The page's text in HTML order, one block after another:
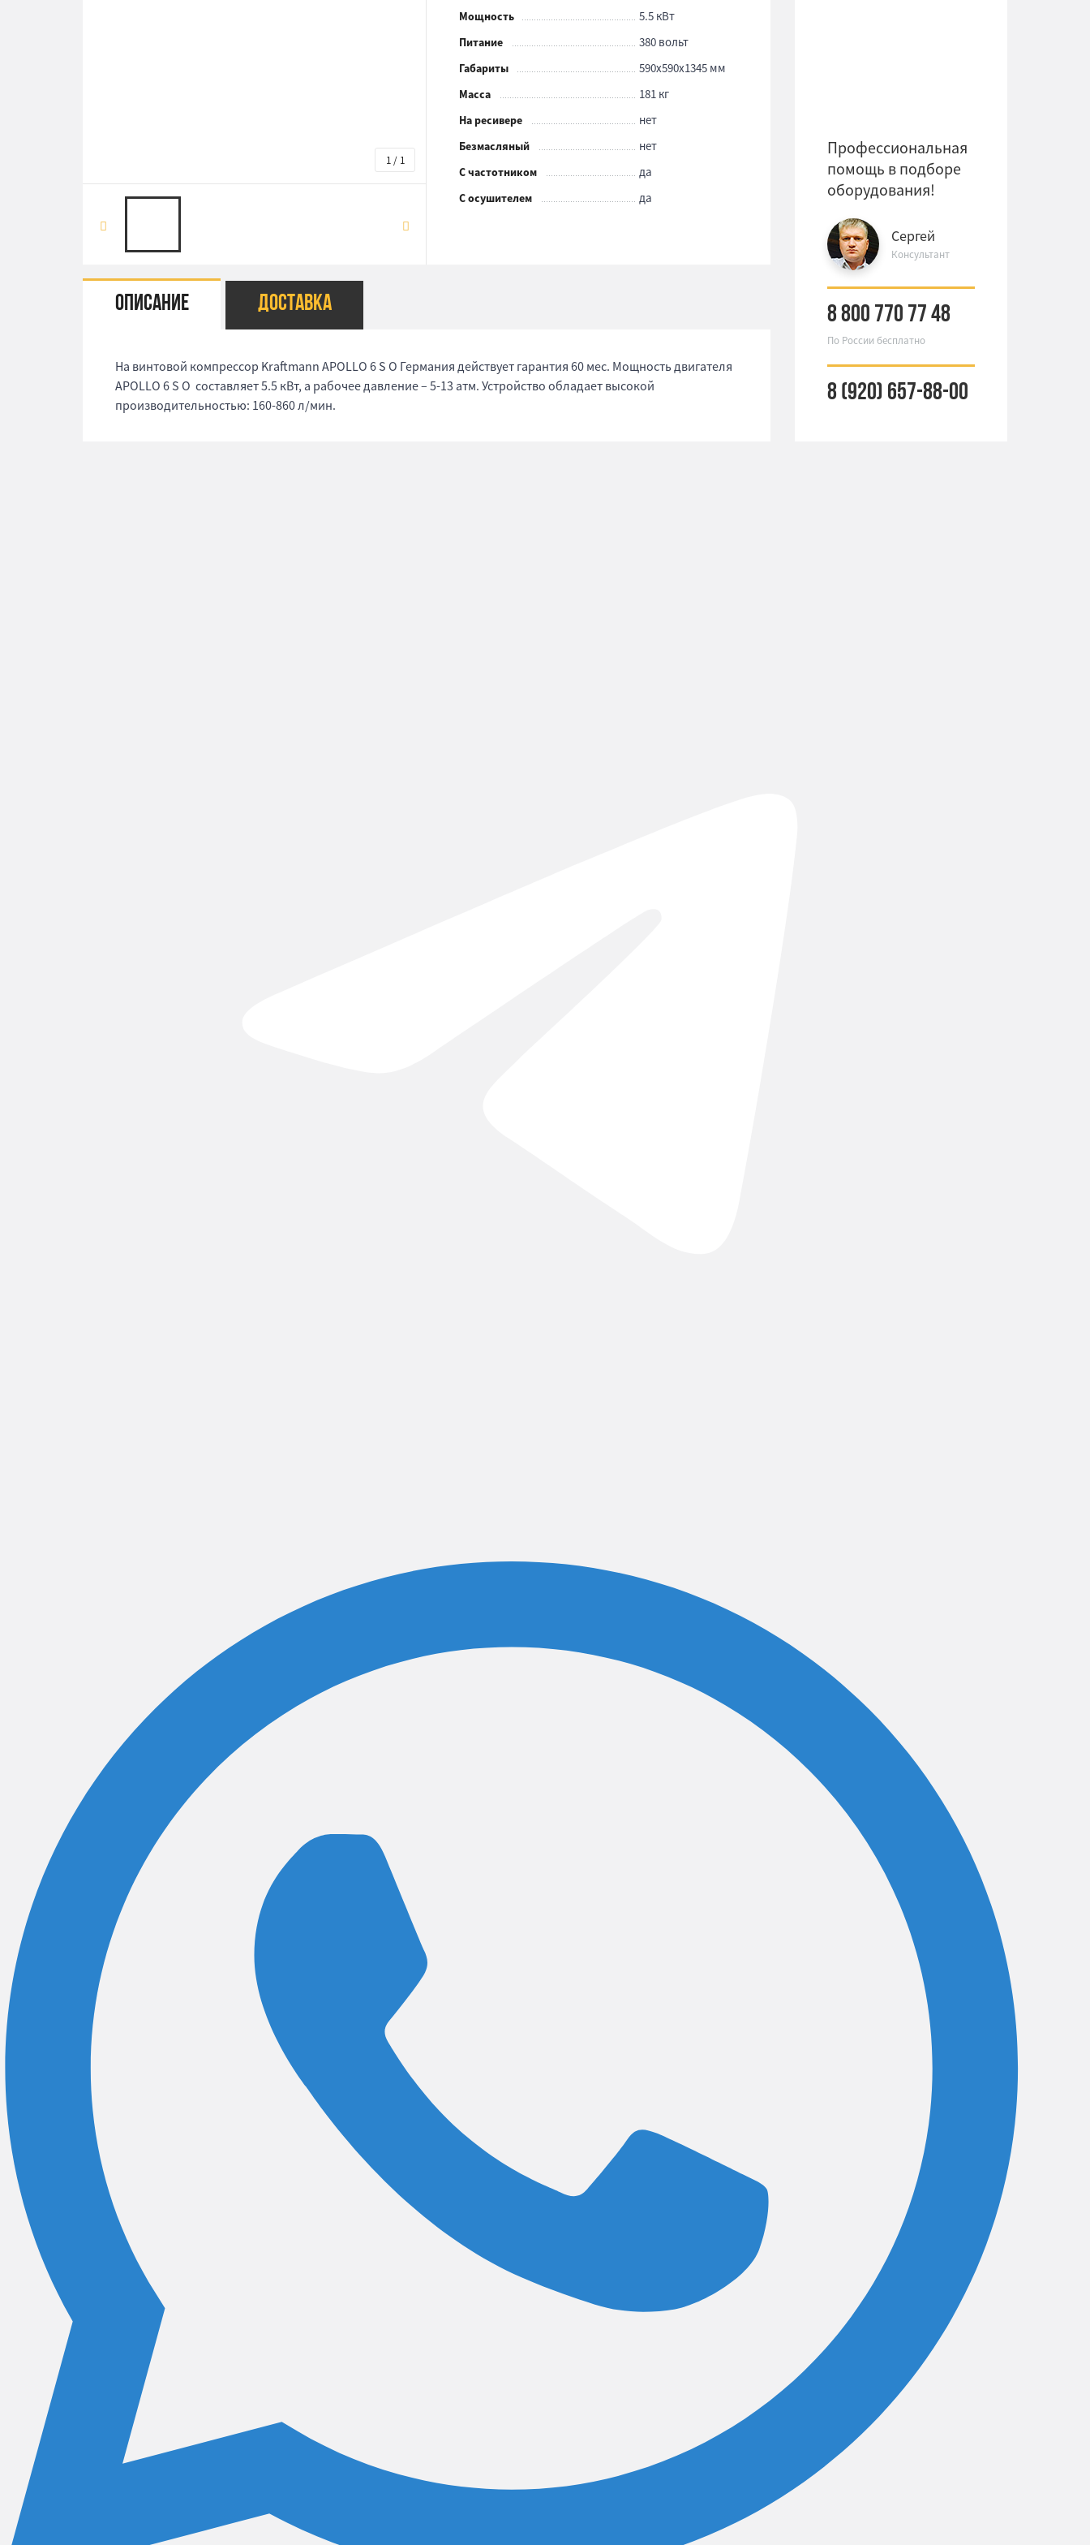
1 / 1
Мощность 5.5 кВт
Питание 380 вольт
Габариты 590x590x1345 мм
Масса 181 кг
На ресивере нет
Безмасляный нет
С частотником да
С осушителем да
Описание Доставка
На винтовой компрессор Kraftmann APOLLO 6 S O Германия действует гарантия 60 мес. Мощность двигателя
APOLLO 6 S O составляет 5.5 кВт, а рабочее давление – 5-13 атм. Устройство обладает высокой
производительностью: 160-860 л/мин.
Профессиональная
помощь в подборе
оборудования!
Сергей
Консультант
8 800 770 77 48
По России бесплатно
8 (920) 657-88-00